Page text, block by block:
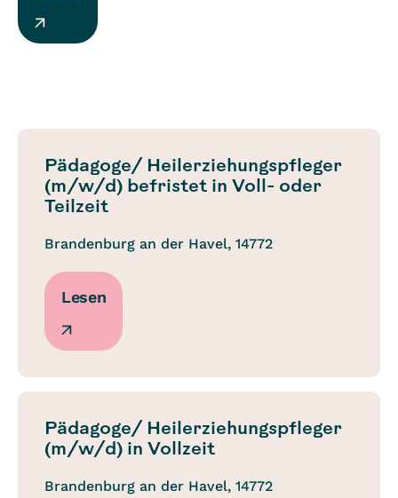
Pädagoge/ Heilerziehungspfleger
(m/w/d) befristet in Voll- oder
Teilzeit
Brandenburg an der Havel, 14772
Lesen
Pädagoge/ Heilerziehungspfleger
(m/w/d) in Vollzeit
Brandenburg an der Havel, 14772